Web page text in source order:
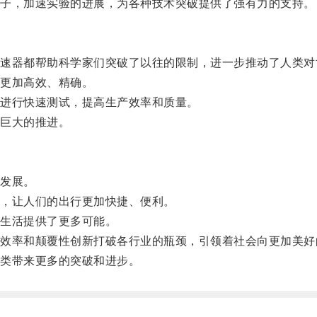
加速实验的进展，为各种技术突破提供了强有力的支持。
都帮助科学家们突破了以往的限制，进一步推动了人类对
高效、精确。
快速测试，提高生产效率和质量。
的推进。
展。
人们的出行更加快捷、便利。
提供了更多可能。
和颠覆性创新打破各行业的瓶颈，引领着社会向更加美好
来更多的突破和进步。